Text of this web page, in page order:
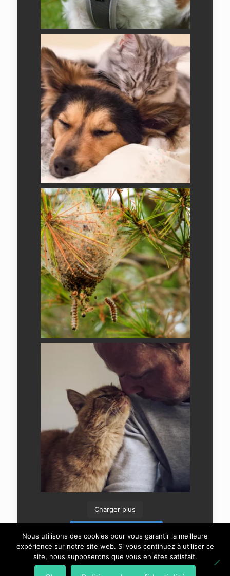
Charger plus
Nous utilisons des cookies pour vous garantir la meilleure
expérience sur notre site web. Si vous continuez à utiliser ce
site, nous supposerons que vous en êtes satisfait.